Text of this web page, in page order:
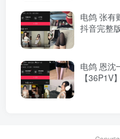
电鸽 张有
抖音完整
电鸽 恩沈
【36P1V